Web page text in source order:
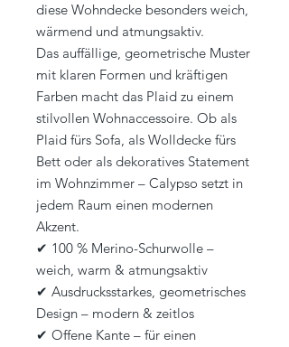
diese Wohndecke besonders weich,
wärmend und atmungsaktiv.
Das auffällige, geometrische Muster
mit klaren Formen und kräftigen
Farben macht das Plaid zu einem
stilvollen Wohnaccessoire. Ob als
Plaid fürs Sofa, als Wolldecke fürs
Bett oder als dekoratives Statement
im Wohnzimmer – Calypso setzt in
jedem Raum einen modernen
Akzent.
✔ 100 % Merino-Schurwolle –
weich, warm & atmungsaktiv
✔ Ausdrucksstarkes, geometrisches
Design – modern & zeitlos
✔ Offene Kante – für einen